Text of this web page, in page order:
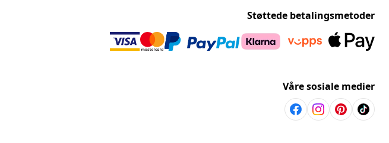
Støttede betalingsmetoder
Våre sosiale medier